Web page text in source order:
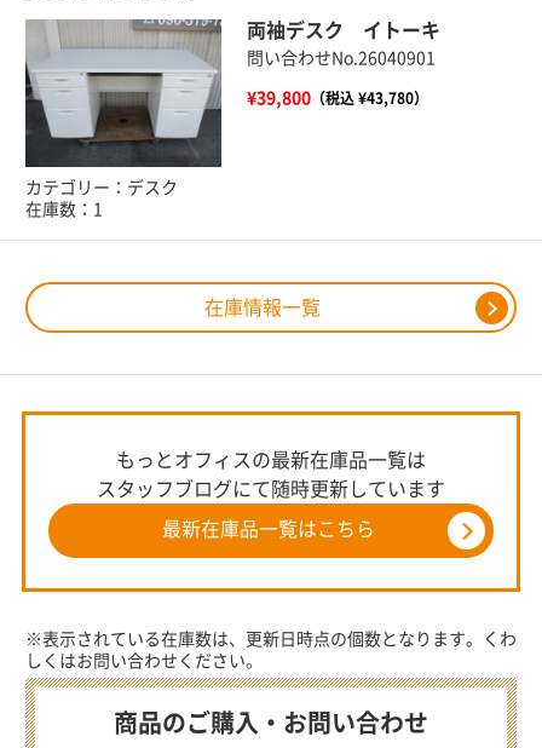
在庫情報一覧
両袖デスク イトーキ
問い合わせNo.26040901
¥39,800（税込 ¥43,780）
カテゴリー：デスク
在庫数：1
もっとオフィスの最新在庫品一覧は
スタッフブログにて随時更新しています
最新在庫品一覧はこちら
※表示されている在庫数は、更新日時点の個数となります。くわ
しくはお問い合わせください。
商品のご購入・お問い合わせ